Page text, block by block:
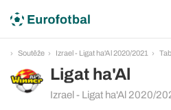
Soutěže Izrael - Ligat ha'Al 2020/2021
Ligat ha'Al
Izrael - Ligat ha'Al 2020/